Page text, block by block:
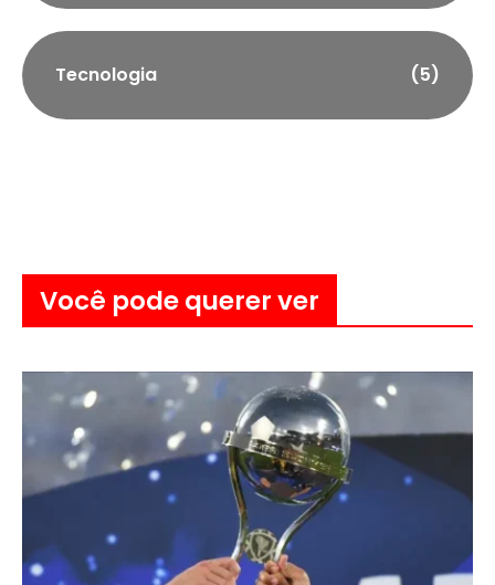
Tecnologia (5)
Você pode querer ver